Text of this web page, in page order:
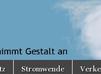
Stromwende